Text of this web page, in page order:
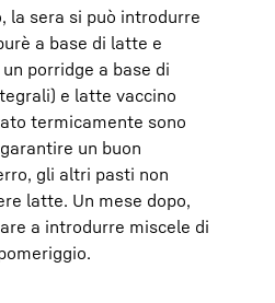
la sera si può introdurre
a base di latte e
porridge a base di
e latte vaccino
termicamente sono
un buon
gli altri pasti non
latte. Un mese dopo,
a introdurre miscele di